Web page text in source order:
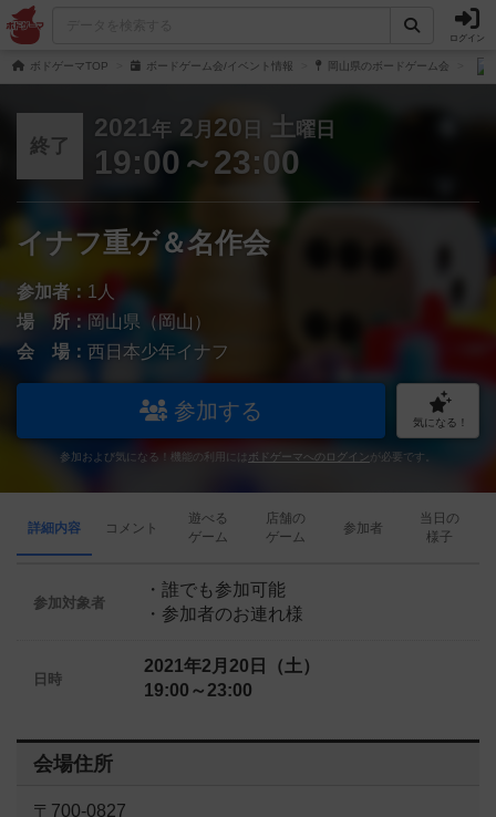
ログイン
ボドゲーマTOP ボードゲーム会/イベント情報 岡山県のボードゲーム会
終了
2021年 2 月 20 日 土曜日
19:00～23:00
イナフ重ゲ＆名作会
参加者： 1人
場 所： 岡山県（岡山）
会 場： 西日本少年イナフ
参加する 気になる！
参加および気になる！機能の利用には ボドゲーマへのログイン が必要です。
詳細内容 コメント
遊べる
ゲーム
店舗の
ゲーム
参加者
当日の
様子
参加対象者
・誰でも参加可能
・参加者のお連れ様
日時
2021年2月20日（土）
19:00～23:00
会場住所
〒700-0827